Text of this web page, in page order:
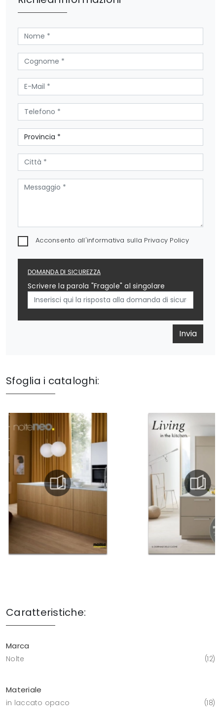
Acconsento all'informativa sulla Privacy Policy
DOMANDA DI SICUREZZA
Scrivere la parola "Fragole" al singolare
Invia
Sfoglia i cataloghi:
Caratteristiche:
Marca
Nolte 12
Materiale
in laccato opaco 18